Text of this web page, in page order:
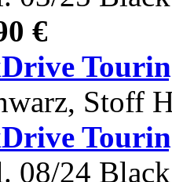
€
Stoff
08/24